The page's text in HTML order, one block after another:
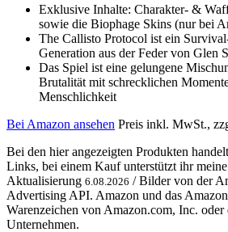
Exklusive Inhalte: Charakter- &
sowie die Biophage Skins (nur bei
The Callisto Protocol ist ein
Generation aus der Feder von Glen
Das Spiel ist eine gelungene
Brutalität mit schrecklichen
Menschlichkeit
Bei Amazon ansehen Preis inkl. MwSt.,
Bei den hier angezeigten Produkten
Links, bei einem Kauf unterstützt ihr
Aktualisierung 6.08.2026 / Bilder von der
Advertising API. Amazon und das
Warenzeichen von Amazon.com, Inc. oder
Unternehmen.